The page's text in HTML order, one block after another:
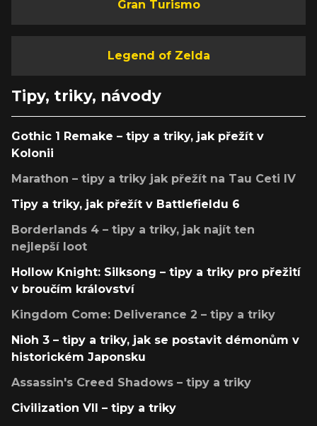
Gran Turismo
Legend of Zelda
Tipy, triky, návody
Gothic 1 Remake – tipy a triky, jak přežít v
Kolonii
Marathon – tipy a triky jak přežít na Tau Ceti IV
Tipy a triky, jak přežít v Battlefieldu 6
Borderlands 4 – tipy a triky, jak najít ten
nejlepší loot
Hollow Knight: Silksong – tipy a triky pro přežití
v broučím království
Kingdom Come: Deliverance 2 – tipy a triky
Nioh 3 – tipy a triky, jak se postavit démonům v
historickém Japonsku
Assassin's Creed Shadows – tipy a triky
Civilization VII – tipy a triky